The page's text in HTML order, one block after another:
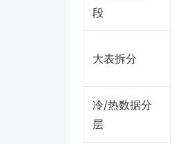
段
大表拆分
冷/热数据分
层